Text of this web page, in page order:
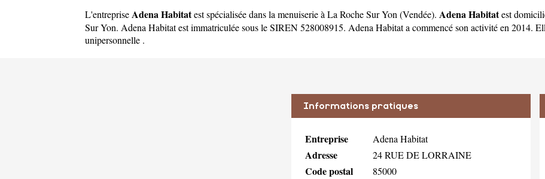
L'entreprise Adena Habitatestspécialisée dans la menuiserie à La Roche Sur Yon (Vendée). Adena Habitatest
Sur Yon. Adena Habitat est immatriculée sous le SIREN 528008915. Adena Habitat a commencé son activité en 2014.
unipersonnelle .
Informations pratiques
Entreprise Adena Habitat
Adresse 24 RUE DE LORRAINE
Code postal 85000